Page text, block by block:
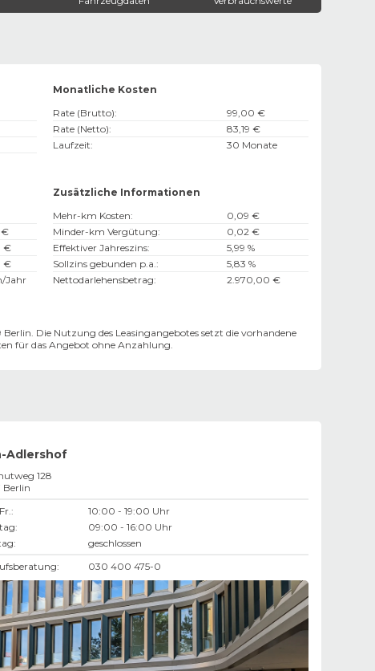
Monatliche Kosten
Rate (Brutto):
99,00 €
Rate (Netto):
83,19 €
Laufzeit: 30 Monate
€
€
€
Jahr
Zusätzliche Informationen
Mehr-km Kosten:
0,09 €
Minder-km Vergütung:
0,02 €
Effektiver Jahreszins:
5,99 %
Sollzins gebunden p.a. :
5,83 %
Nettodarlehensbetrag: 2.970,00 €
Die Nutzung des Leasingangebotes setzt die vorhandene
für das Angebot ohne Anzahlung.
Adlershof
128
Berlin
10:00 - 19:00 Uhr
09:00 - 16:00 Uhr
geschlossen
030 400 475-0